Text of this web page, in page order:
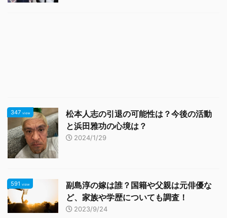
347 view
松本人志の引退の可能性は？今後の活動
と浜田雅功の心境は？
2024/1/29
591 view
副島淳の嫁は誰？国籍や父親は元俳優な
ど、家族や学歴についても調査！
2023/9/24